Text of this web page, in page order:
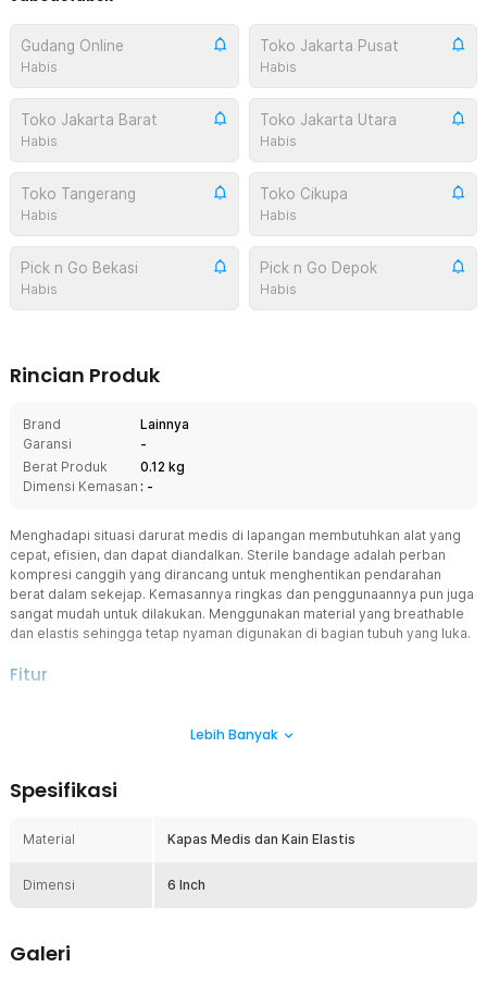
Gudang Online
Habis
Toko Jakarta Pusat
Habis
Toko Jakarta Barat
Habis
Toko Jakarta Utara
Habis
Toko Tangerang
Habis
Toko Cikupa
Habis
Pick n Go Bekasi
Habis
Pick n Go Depok
Habis
Rincian Produk
Brand
Lainnya
Garansi
-
Berat Produk
0.12 kg
Dimensi Kemasan : -
Menghadapi situasi darurat medis di lapangan membutuhkan alat yang
cepat, efisien, dan dapat diandalkan. Sterile bandage adalah perban
kompresi canggih yang dirancang untuk menghentikan pendarahan
berat dalam sekejap. Kemasannya ringkas dan penggunaannya pun juga
sangat mudah untuk dilakukan. Menggunakan material yang breathable
dan elastis sehingga tetap nyaman digunakan di bagian tubuh yang luka.
Fitur
Sterile bandage dilengkapi dengan bantalan kompresi berdaya
tambahan kain atau kasa, sehingga sangat efektif menghentikan
infeksi dengan menutupi luka secara rapat.
Dibandingkan dengan perban biasa, sterile bandage memiliki
dipasang dengan ketat bahkan dalam situasi dengan banyak
gerakan, sehingga luka tetap tertutup dan tertekan secara efektif.
Lebih Banyak
Spesifikasi
Material Kapas Medis dan Kain Elastis
Dimensi 6 Inch
Galeri